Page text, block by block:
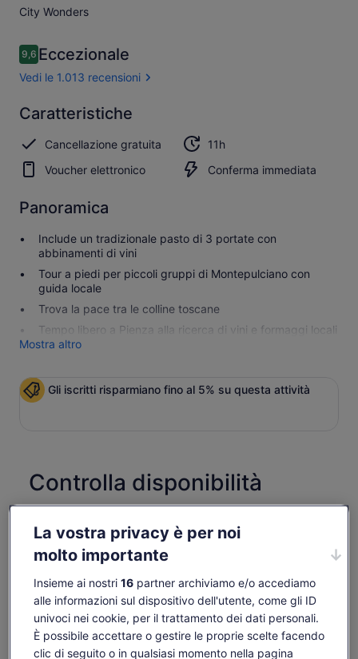
City Wonders​
Recensioni
9,69,6 su 10
Eccezionale
Vedi le 1.013 recensioni
9.69.6 su 10
Eccezionale
Vedi tutte
le 1.013
recensioni
Caratteristiche
Cancellazione gratuita
11h
Voucher elettronico
Conferma immediata
Panoramica
Include un tradizionale pasto di 3 portate con
abbinamenti di vini
Tour a piedi per piccoli gruppi di Montepulciano con
guida locale
Trova la pace tra le colline toscane
Tempo libero a Pienza alla ricerca di vini e formaggi locali
Mostra altro
Gli iscritti risparmiano fino al 5% su questa attività
Controlla disponibilità
gio 6 ago - gio 20 ago
Persone
1 adulto
gio 6 ago
-
ven 7 ago
114 €
sab 8 ago
114 €
dom 9 ago
114 €
La vostra privacy è per noi
molto importante
Insieme ai nostri 16partner archiviamo e/o accediamo
alle informazioni sul dispositivo dell'utente, come gli ID
univoci nei cookie, per il trattamento dei dati personali.
È possibile accettare o gestire le proprie scelte facendo
clic di seguito o in qualsiasi momento nella pagina